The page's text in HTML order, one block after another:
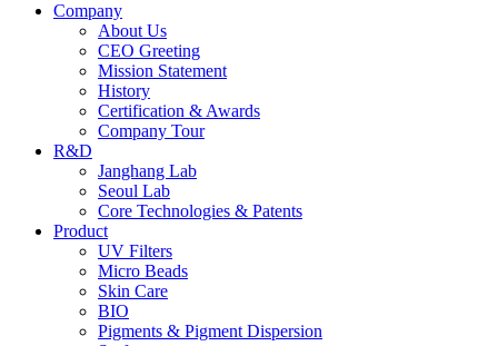
Company
About Us
CEO Greeting
Mission Statement
History
Certification & Awards
Company Tour
R&D
Janghang Lab
Seoul Lab
Core Technologies & Patents
Product
UV Filters
Micro Beads
Skin Care
BIO
Pigments & Pigment Dispersion